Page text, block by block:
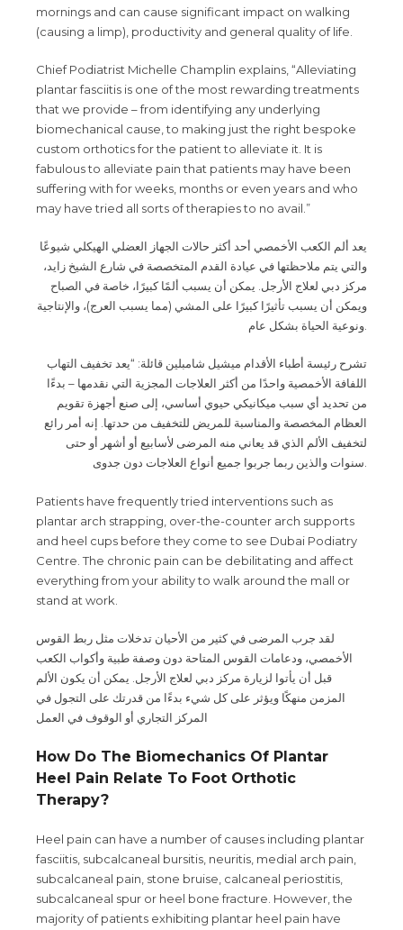
mornings and can cause significant impact on walking
(causing a limp), productivity and general quality of life.
Chief Podiatrist Michelle Champlin explains, “Alleviating
plantar fasciitis is one of the most rewarding treatments
that we provide – from identifying any underlying
biomechanical cause, to making just the right bespoke
custom orthotics for the patient to alleviate it. It is
fabulous to alleviate pain that patients may have been
suffering with for weeks, months or even years and who
may have tried all sorts of therapies to no avail.”
يعد ألم الكعب الأخمصي أحد أكثر حالات الجهاز العضلي الهيكلي شيوعًا
والتي يتم ملاحظتها في عيادة القدم المتخصصة في شارع الشيخ زايد،
مركز دبي لعلاج الأرجل. يمكن أن يسبب ألمًا كبيرًا، خاصة في الصباح
ويمكن أن يسبب تأثيرًا كبيرًا على المشي (مما يسبب العرج)، والإنتاجية
ونوعية الحياة بشكل عام
تشرح رئيسة أطباء الأقدام ميشيل شامبلين قائلة: “يعد تخفيف التهاب
اللفافة الأخمصية واحدًا من أكثر العلاجات المجزية التي نقدمها – بدءًا
من تحديد أي سبب ميكانيكي حيوي أساسي، إلى صنع أجهزة تقويم
العظام المخصصة والمناسبة للمريض للتخفيف من حدتها. إنه أمر رائع
لتخفيف الألم الذي قد يعاني منه المرضى لأسابيع أو أشهر أو حتى
سنوات والذين ربما جربوا جميع أنواع العلاجات دون جدوى
Patients have frequently tried interventions such as
plantar arch strapping, over-the-counter arch supports
and heel cups before they come to see Dubai Podiatry
Centre. The chronic pain can be debilitating and affect
everything from your ability to walk around the mall or
stand at work.
لقد جرب المرضى في كثير من الأحيان تدخلات مثل ربط القوس
الأخمصي، ودعامات القوس المتاحة دون وصفة طبية وأكواب الكعب
قبل أن يأتوا لزيارة مركز دبي لعلاج الأرجل. يمكن أن يكون الألم
المزمن منهكًا ويؤثر على كل شيء بدءًا من قدرتك على التجول في
المركز التجاري أو الوقوف في العمل
How Do The Biomechanics Of Plantar
Heel Pain Relate To Foot Orthotic
Therapy?
Heel pain can have a number of causes including plantar
fasciitis, subcalcaneal bursitis, neuritis, medial arch pain,
subcalcaneal pain, stone bruise, calcaneal periostitis,
subcalcaneal spur or heel bone fracture. However, the
majority of patients exhibiting plantar heel pain have